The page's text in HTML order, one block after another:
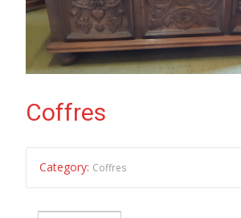
Coffres
Category: Coffres